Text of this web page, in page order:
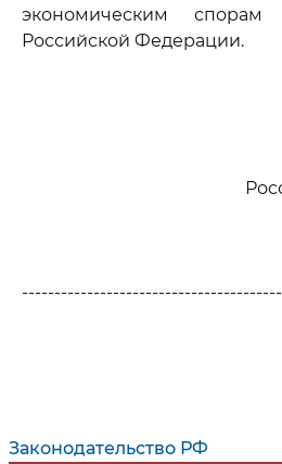
Законодательство РФ
экономическим спорам
Российской Федерации.